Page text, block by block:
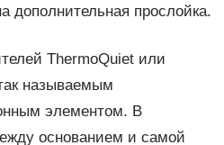
дополнительная прослойка.
ThermoQuiet или
называемым
элементом. В
основанием и самой